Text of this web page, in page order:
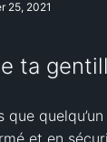
25, 2021
ta
que
et en